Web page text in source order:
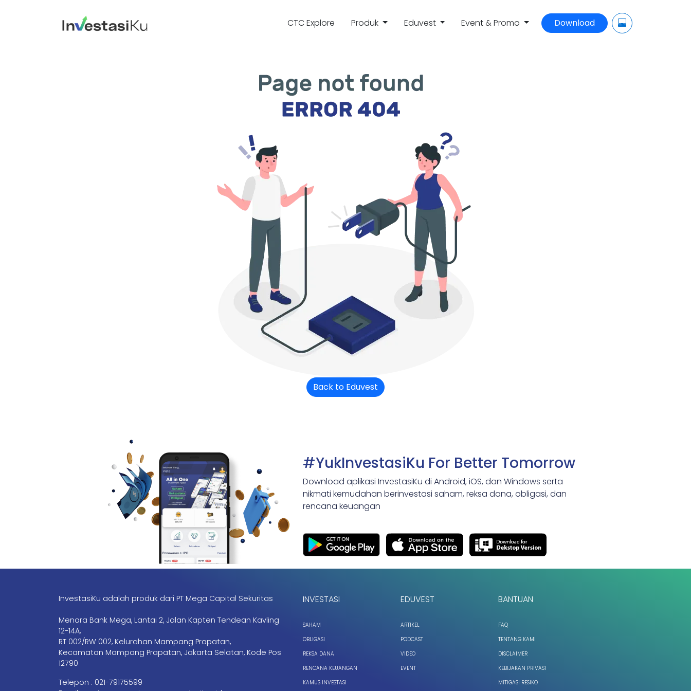
CTC Explore Produk Eduvest Event & Promo Download
Back to Eduvest
#YukInvestasiKu For Better Tomorrow
Download aplikasi InvestasiKu di Android, iOS, dan Windows serta
nikmati kemudahan berinvestasi saham, reksa dana, obligasi, dan
rencana keuangan
InvestasiKu adalah produk dari PT Mega Capital Sekuritas
Menara Bank Mega, Lantai 2, Jalan Kapten Tendean Kavling
12-14A,
RT 002/RW 002, Kelurahan Mampang Prapatan,
Kecamatan Mampang Prapatan, Jakarta Selatan, Kode Pos
12790
Telepon : 021-79175599
INVESTASI
SAHAM
OBLIGASI
REKSA DANA
RENCANA KEUANGAN
KAMUS INVESTASI
EDUVEST
ARTIKEL
PODCAST
VIDEO
EVENT
BANTUAN
FAQ
TENTANG KAMI
DISCLAIMER
KEBIJAKAN PRIVASI
MITIGASI RESIKO